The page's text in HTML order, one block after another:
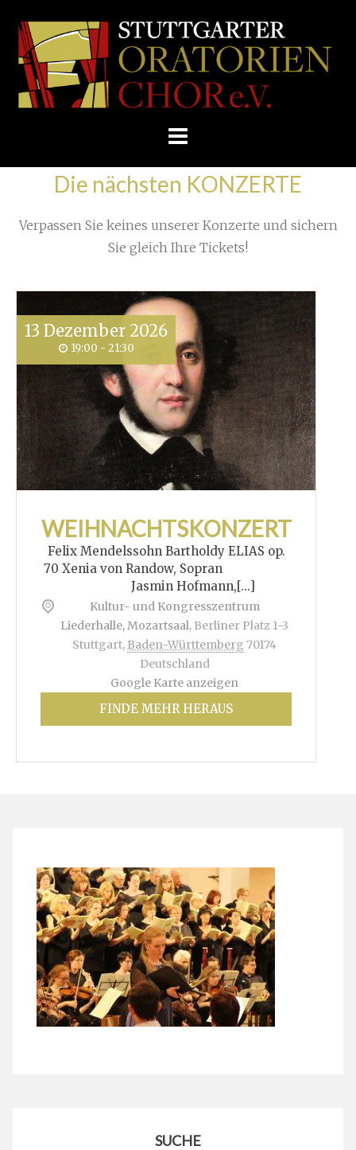
Skip
E.V.
Home Konzert
Die nächsten KONZERTE
Verpassen Sie keines unserer Konzerte und sichern
Sie gleich Ihre Tickets!
13 Dezember 2026
19:00 - 21:30
WEIHNACHTSKONZERT
Felix Mendelssohn Bartholdy ELIAS op.
70 Xenia von Randow, Sopran
Jasmin Hofmann,[...]
Kultur- und Kongresszentrum
Liederhalle, Mozartsaal, Berliner Platz 1-3
Stuttgart, Baden-Württemberg 70174
Deutschland
Google Karte anzeigen
FINDE MEHR HERAUS
SUCHE